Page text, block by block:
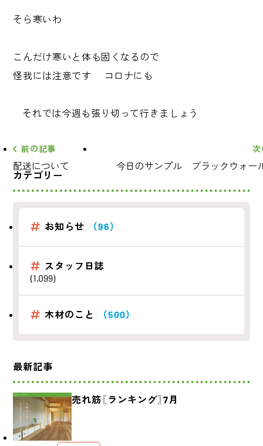
そら寒いわ
こんだけ寒いと体も固くなるので
怪我には注意です
コロナにも
それでは今週も張り切って行きましょう
前の記事
配送について
次
今日のサンプル ブラックウォー
カテゴリー
お知らせ （96）
スタッフ日誌
(1,099)
木材のこと （500）
最新記事
売れ筋〖ランキング〗7月